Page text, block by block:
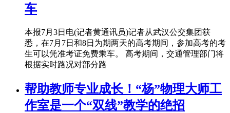
车
本报7月3日电(记者黄通讯员)记者从武汉公交集团获
悉，在7月7日和8日为期两天的高考期间，参加高考的考
生可以凭准考证免费乘车。 高考期间，交通管理部门将
根据实时路况对部分路
帮助教师专业成长！“杨”物理大师工
作室是一个“双线”教学的绝招